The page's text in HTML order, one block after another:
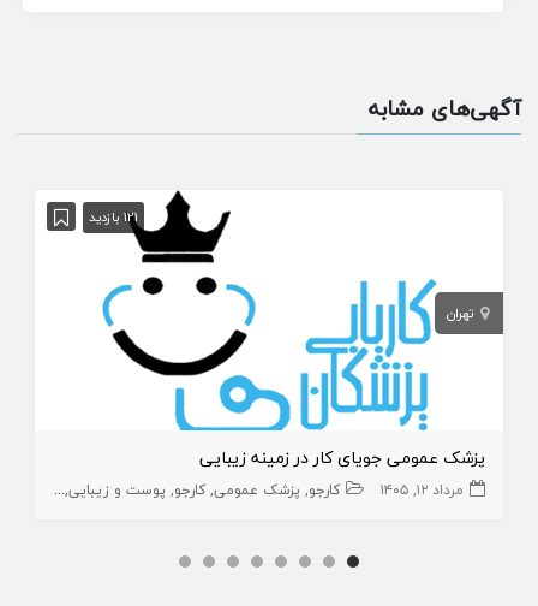
آگهی‌های مشابه
121 بازدید
تهران
پزشک عمومی جویای کار در زمینه زیبایی
مرداد ۱۲, ۱۴۰۵ کارجو پزشک عمومی کارجو پوست و زیبایی زیبایی